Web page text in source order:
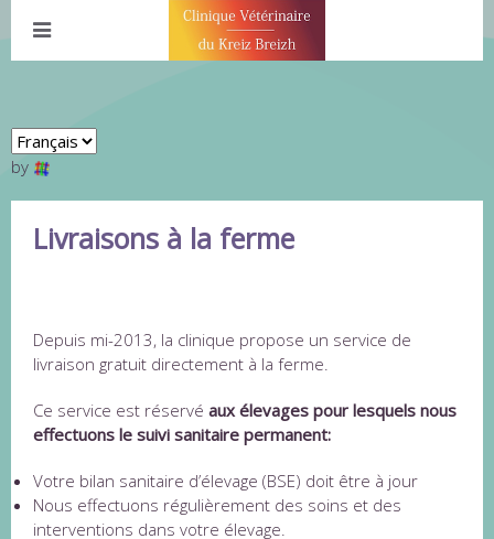
by
Livraisons à la ferme
Depuis mi-2013, la clinique propose un service de
livraison gratuit directement à la ferme.
Ce service est réservé aux élevages pour lesquels nous
effectuons le suivi sanitaire permanent:
Votre bilan sanitaire d’élevage (BSE) doit être à jour
Nous effectuons régulièrement des soins et des
interventions dans votre élevage.